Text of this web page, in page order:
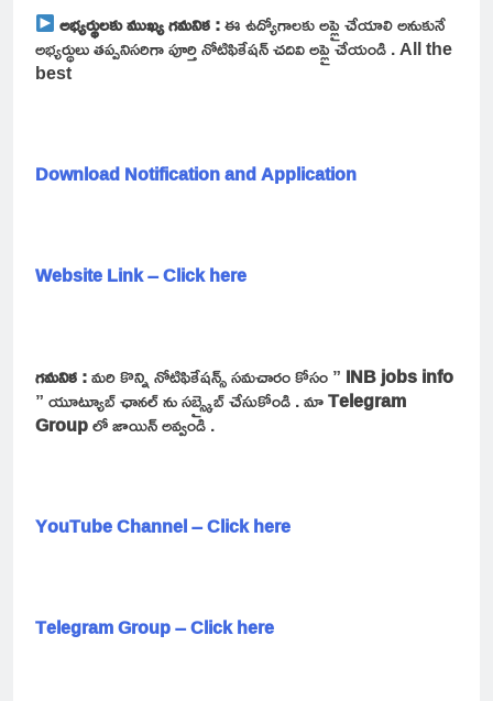
అభ్యర్థులకు ముఖ్య గమనిక :ఈ ఉద్యోగాలకు అప్లై చేయాలి అనుకునే
అభ్యర్థులు తప్పనిసరిగా పూర్తి నోటిఫికేషన్ చదివి అప్లై చేయండి . All the
best
Download Notification and Application
Website Link – Click here
గమనిక :మరి కొన్ని నోటిఫికేషన్స్ సమచారం కోసం ” INB jobs info
” యూట్యూబ్ ఛానల్ ను సబ్స్క్రైబ్ చేసుకోండి . మాTelegram
Groupలో జాయిన్ అవ్వండి .
YouTube Channel – Click here
Telegram Group – Click here